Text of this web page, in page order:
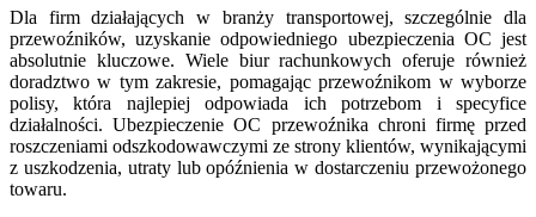
Dla firm działających w branży transportowej, szczególnie dla
przewoźników, uzyskanie odpowiedniego ubezpieczenia OC jest
absolutnie kluczowe. Wiele biur rachunkowych oferuje również
doradztwo w tym zakresie, pomagając przewoźnikom w wyborze
polisy, która najlepiej odpowiada ich potrzebom i specyfice
działalności. Ubezpieczenie OC przewoźnika chroni firmę przed
roszczeniami odszkodowawczymi ze strony klientów, wynikającymi
z uszkodzenia, utraty lub opóźnienia w dostarczeniu przewożonego
towaru.